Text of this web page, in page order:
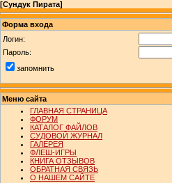
[Сундук Пирата]
Форма входа
Логин:
Пароль:
запомнить
Меню сайта
ГЛАВНАЯ СТРАНИЦА
ФОРУМ
КАТАЛОГ ФАЙЛОВ
СУДОВОЙ ЖУРНАЛ
ГАЛЕРЕЯ
ФЛЕШ-ИГРЫ
КНИГА ОТЗЫВОВ
ОБРАТНАЯ СВЯЗЬ
О НАШЕМ САЙТЕ